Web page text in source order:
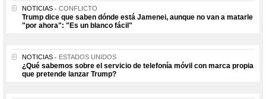
NOTICIAS CONFLICTO
Trump dice que saben dónde está Jamenei, aunque no van a matarle
"por ahora": "Es un blanco fácil"
NOTICIAS ESTADOS UNIDOS
¿Qué sabemos sobre el servicio de telefonía móvil con marca propia
que pretende lanzar Trump?